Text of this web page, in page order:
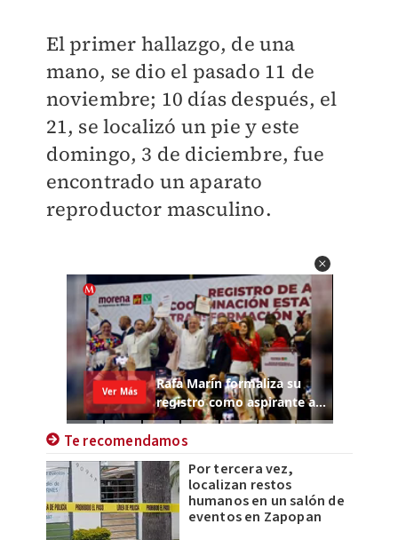
El primer hallazgo, de una
mano, se dio el pasado 11 de
noviembre; 10 días después, el
21, se localizó un pie y este
domingo, 3 de diciembre, fue
encontrado un aparato
reproductor masculino.
Te recomendamos
Por tercera vez,
localizan restos
humanos en un salón de
eventos en Zapopan